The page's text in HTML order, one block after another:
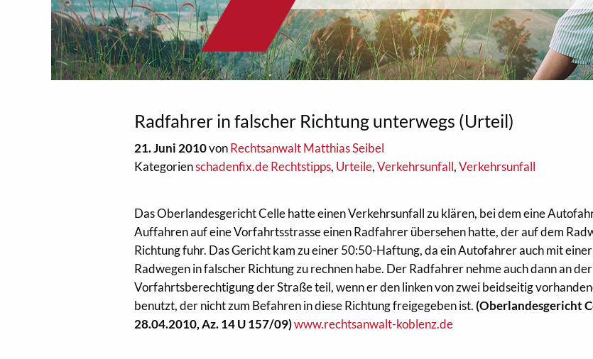
Radfahrer in falscher Richtung unterwegs (Urteil)
21. Juni 2010vonRechtsanwalt Matthias Seibel
Kategorienschadenfix.de Rechtstipps, Urteile,Verkehrsunfall,Verkehrsunfall
Das Oberlandesgericht Celle hatte einen Verkehrsunfall zu klären, bei dem eine
Auffahren auf eine Vorfahrtsstrasse einen Radfahrer übersehen hatte, der auf dem
Richtung fuhr. Das Gericht kam zu einer 50:50-Haftung, da ein Autofahrer auch mit
Radwegen in falscher Richtung zu rechnen habe. Der Radfahrer nehme auch dann an der
Vorfahrtsberechtigung der Straße teil, wenn er den linken von zwei beidseitig
benutzt, der nicht zum Befahren in diese Richtung freigegeben ist. (Oberlandesgericht
28.04.2010, Az. 14 U 157/09)www.rechtsanwalt-koblenz.de